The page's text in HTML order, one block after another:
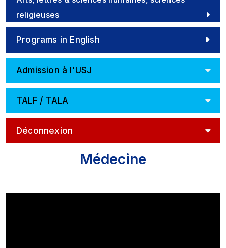
religieuses
Programs in English
Admission à l'USJ
TALF / TALA
Déconnexion
Médecine